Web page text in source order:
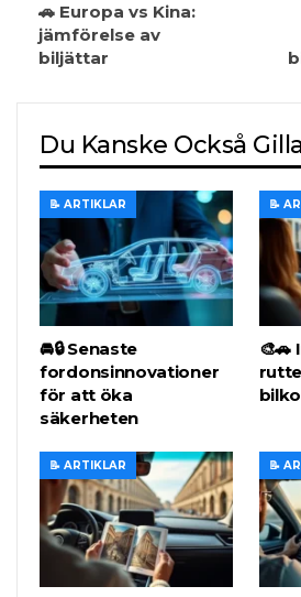
🚗 Europa vs Kina:
jämförelse av
biljättar
Du Kanske Också
📝 ARTIKLAR
🚘🔒 Senaste
fordonsinnovationer
för att öka
säkerheten
📝
📝 ARTIKLAR 📝